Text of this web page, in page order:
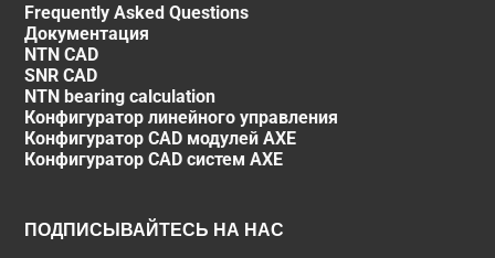
Frequently Asked Questions
Документация
NTN CAD
SNR CAD
NTN bearing calculation
Конфигуратор линейного управления
Конфигуратор CAD модулей AXE
Конфигуратор CAD систем AXE
ПОДПИСЫВАЙТЕСЬ НА НАС